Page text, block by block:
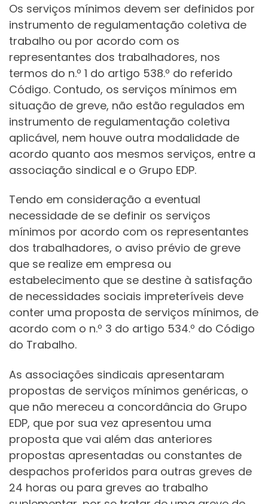
Os serviços mínimos devem ser definidos por
instrumento de regulamentação coletiva de
trabalho ou por acordo com os
representantes dos trabalhadores, nos
termos do n.º 1 do artigo 538.º do referido
Código. Contudo, os serviços mínimos em
situação de greve, não estão regulados em
instrumento de regulamentação coletiva
aplicável, nem houve outra modalidade de
acordo quanto aos mesmos serviços, entre a
associação sindical e o Grupo EDP.
Tendo em consideração a eventual
necessidade de se definir os serviços
mínimos por acordo com os representantes
dos trabalhadores, o aviso prévio de greve
que se realize em empresa ou
estabelecimento que se destine à satisfação
de necessidades sociais impreteríveis deve
conter uma proposta de serviços mínimos, de
acordo com o n.º 3 do artigo 534.º do Código
do Trabalho.
As associações sindicais apresentaram
propostas de serviços mínimos genéricas, o
que não mereceu a concordância do Grupo
EDP, que por sua vez apresentou uma
proposta que vai além das anteriores
propostas apresentadas ou constantes de
despachos proferidos para outras greves de
24 horas ou para greves ao trabalho